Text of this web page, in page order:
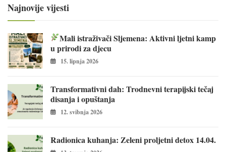
Najnovije vijesti
Mali istraživači Sljemena: Aktivni ljetni kamp
u prirodi za djecu
15. lipnja 2026
Transformativni dah: Trodnevni terapijski tečaj
disanja i opuštanja
12. svibnja 2026
Radionica kuhanja: Zeleni proljetni detox 14.04.